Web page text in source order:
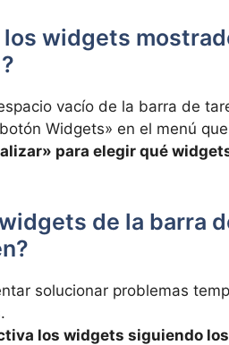
widgets
vacío de la ⁤barra de
Widgets» en el menú
‍para elegir‍ qué⁢
de ​la barra
solucionar ⁢problemas
los widgets siguiendo